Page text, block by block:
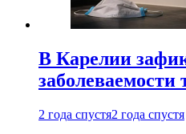
В Карелии
заболеваемости
2 года спустя2 года спустя